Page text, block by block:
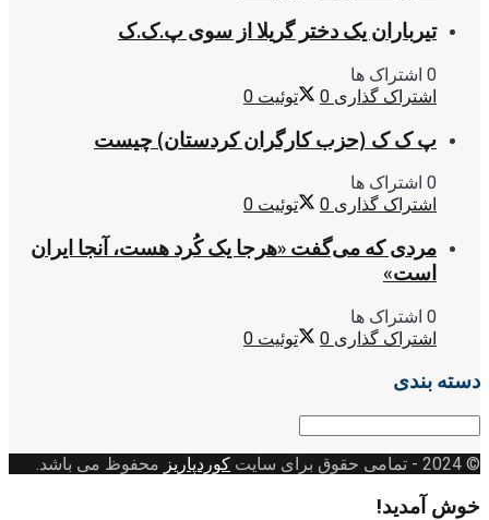
تیرباران یک دختر گریلا از سوی پ.ک.ک
0 اشتراک ها
اشتراک گذاری 0 توئیت 0
پ ک ک (حزب کارگران کردستان) چیست
0 اشتراک ها
اشتراک گذاری 0 توئیت 0
مردی که می‌گفت «هرجا یک کُرد هست، آنجا ایران
است»
0 اشتراک ها
اشتراک گذاری 0 توئیت 0
دسته بندی
© 2024
- تمامی حقوق برای سایت کوردپاریز محفوظ می باشد.
خوش آمدید!